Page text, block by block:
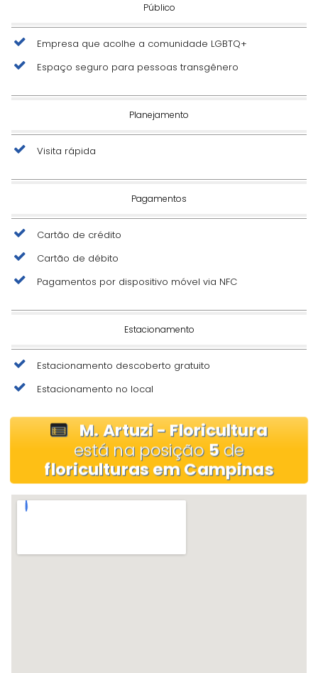
Público
Empresa que acolhe a comunidade LGBTQ+
Espaço seguro para pessoas transgênero
Planejamento
Visita rápida
Pagamentos
Cartão de crédito
Cartão de débito
Pagamentos por dispositivo móvel via NFC
Estacionamento
Estacionamento descoberto gratuito
Estacionamento no local
M. Artuzi - Floricultura
está na posição 5de
floriculturas em Campinas